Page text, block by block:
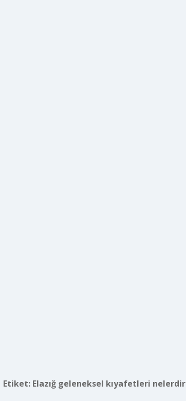
Etiket: Elazığ geleneksel kıyafetleri nelerdir